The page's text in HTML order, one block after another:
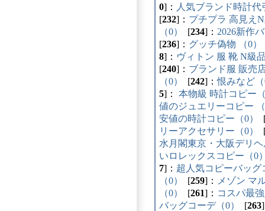
0]：
人気ブランド時計代
[232]： プチプラ 高見え
（0）
[234]： 2026新作
[236]： グッチ偽物 （0）
8]： ヴィトン 服 靴 N級
[240]： ブランド服 販売
（0）
[242]：恨みなど
5]：
本物級 時計コピー
値のジュエリーコピー
安値の時計コピー（0）
リーアクセサリー（0）
水月閣東京・大阪デリ
いロレックスコピー（0
7]： 超人気コピーバッグ
（0）
[259]：
メゾン マ
（0）
[261]： コスパ最
バッグコーデ（0）
[263